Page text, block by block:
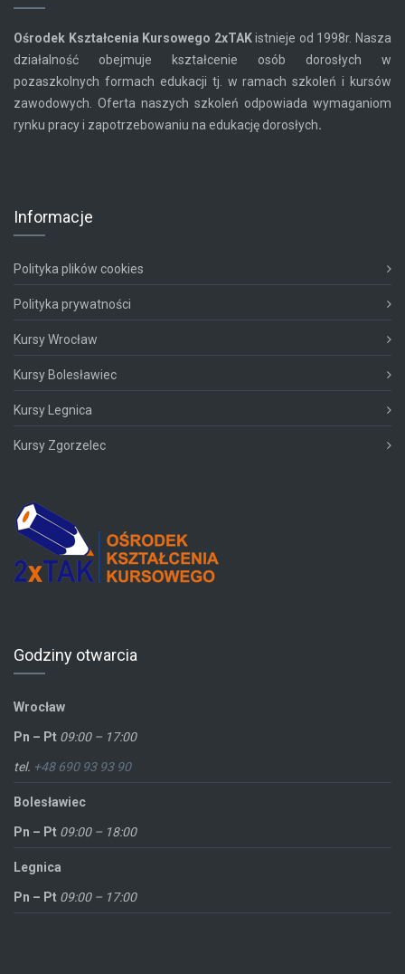
Ośrodek Kształcenia Kursowego 2xTAKistnieje od 1998r. Nasza
działalność obejmuje kształcenie osób dorosłych w
pozaszkolnych formach edukacji tj. w ramach szkoleń i kursów
zawodowych. Oferta naszych szkoleń odpowiada wymaganiom
rynku pracy i zapotrzebowaniu na edukację dorosłych.
Informacje
Polityka plików cookies
Polityka prywatności
Kursy Wrocław
Kursy Bolesławiec
Kursy Legnica
Kursy Zgorzelec
Godziny otwarcia
Wrocław
Pn – Pt 09:00 – 17:00
tel. +48 690 93 93 90
Bolesławiec
Pn – Pt 09:00 – 18:00
Legnica
Pn – Pt 09:00 – 17:00